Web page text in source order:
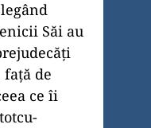
Săi au
de
ce îi